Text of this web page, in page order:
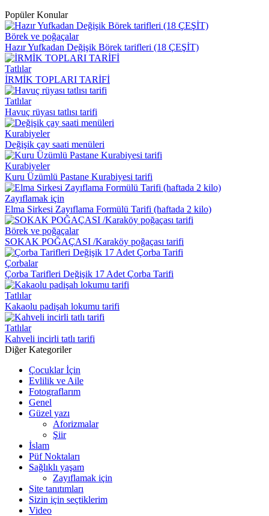
Popüler Konular
Börek ve poğaçalar
Hazır Yufkadan Değişik Börek tarifleri (18 ÇEŞİT)
Tatlılar
İRMİK TOPLARI TARİFİ
Tatlılar
Havuç rüyası tatlısı tarifi
Kurabiyeler
Değişik çay saati menüleri
Kurabiyeler
Kuru Üzümlü Pastane Kurabiyesi tarifi
Zayıflamak için
Elma Sirkesi Zayıflama Formülü Tarifi (haftada 2 kilo)
Börek ve poğaçalar
SOKAK POĞAÇASI /Karaköy poğaçası tarifi
Çorbalar
Çorba Tarifleri Değişik 17 Adet Çorba Tarifi
Tatlılar
Kakaolu padişah lokumu tarifi
Tatlılar
Kahveli incirli tatlı tarifi
Diğer Kategoriler
Çocuklar İçin
Evlilik ve Aile
Fotograflarım
Genel
Güzel yazı
Aforizmalar
Şiir
İslam
Püf Noktaları
Sağlıklı yaşam
Zayıflamak için
Site tanıtımları
Sizin için seçtiklerim
Video